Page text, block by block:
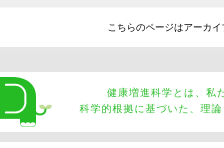
こちらのページはアーカ
健康増進科学とは、私
科学的根拠に基づいた、理